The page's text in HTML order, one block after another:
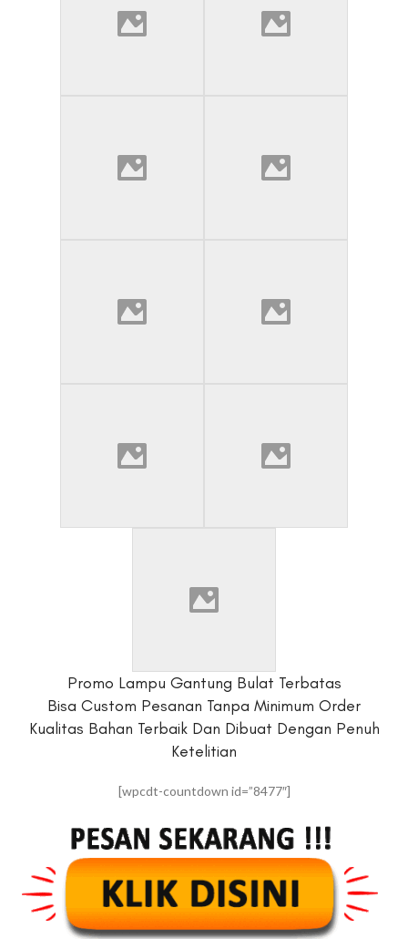
Promo Lampu Gantung Bulat Terbatas
Bisa Custom Pesanan Tanpa Minimum Order
Kualitas Bahan Terbaik Dan Dibuat Dengan Penuh
Ketelitian
[wpcdt-countdown id=”8477″]